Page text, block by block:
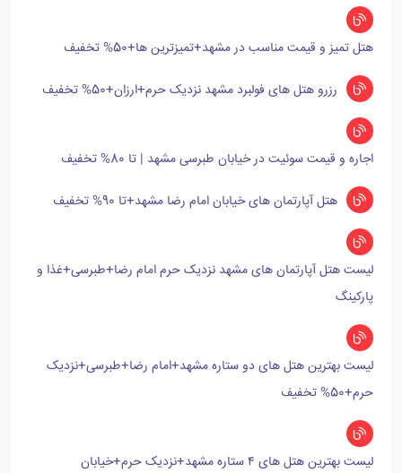
هتل تمیز و قیمت مناسب در مشهد+تمیزترین ها+50% تخفیف
رزرو هتل های فولبرد مشهد نزدیک حرم+ارزان+50% تخفیف
اجاره و قیمت سوئیت در خیابان طبرسی مشهد | تا 80% تخفیف
هتل آپارتمان های خیابان امام رضا مشهد+تا 90% تخفیف
لیست هتل آپارتمان های مشهد نزدیک حرم امام رضا+طبرسی+غذا و
پارکینگ
لیست بهترین هتل های دو ستاره مشهد+امام رضا+طبرسی+نزدیک
حرم+50% تخفیف
لیست بهترین هتل های ۴ ستاره مشهد+نزدیک حرم+خیابان